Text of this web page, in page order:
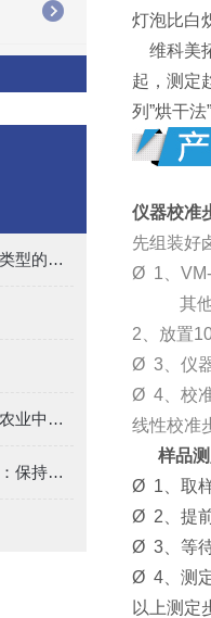
卡尔费休水分仪器可检测哪些类型的样品？
库伦法卡尔费休水分测定仪在农业中的应用
熔融指数分析仪的校准与维护：保持精确测量的关键
灯泡比白
维科美
起，测定
列”烘干
仪器校准
先组装好
Ø 1、VM-
其他型
2、放置
Ø 3、仪
Ø 4、校
线性校准
样品测
Ø 1、取
Ø 2、提
Ø 3、等
Ø 4、测
以上测定